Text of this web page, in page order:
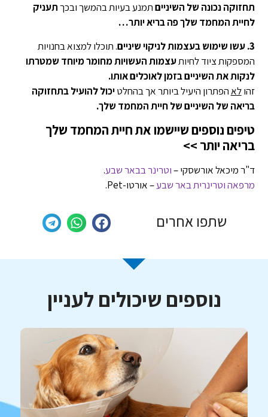
תחזוקה נכונה של השינייםתמנע בעיות בהמשך ובכךתעניק
לחיית המחמד שלך פה בריא יותר…
3. עשו שימוש בעצמות לניקוי שיניים. תוכלו למצוא בחנויות
המספקות ציוד לחיותעצמות העשויות מחומר מיוחד שמטרתו
לנקות את השיניים בזמן לאוכלים אותו.
זהולאהפתרון היעיל ביותר אך בהחלטיכול להועיל בתחזוקה
בריאה של השיניים של חיית המחמד שלך.
טיפים נוספים שיישמו את חיית המחמד שלך
בריאה יותר >>
ד"ר מיכאל אורשסקי –וטרינר בבאר שבע.
מרפאה וטרינרית באר שבע– אורטו-Pet.
שתפו אחרים
נוספים שיכולים לעניין